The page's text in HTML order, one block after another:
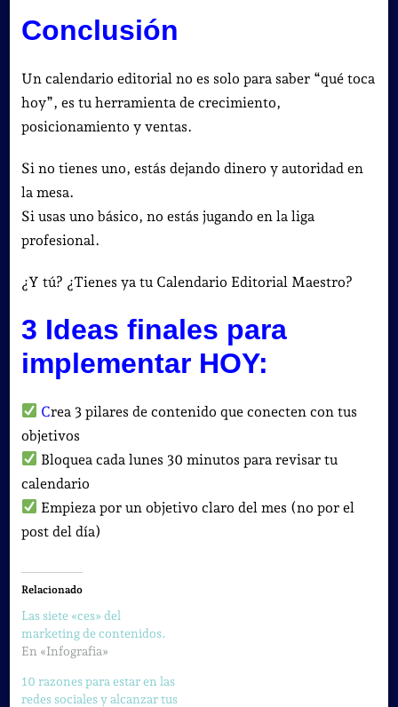
Conclusión
Un calendario editorial no es solo para saber “qué toca
hoy”, es tu herramienta de crecimiento,
posicionamiento y ventas.
Si no tienes uno, estás dejando dinero y autoridad en
la mesa.
Si usas uno básico, no estás jugando en la liga
profesional.
¿Y tú? ¿Tienes ya tu Calendario Editorial Maestro?
3 Ideas finales para
implementar HOY:
Crea 3 pilares de contenido que conecten con tus
objetivos
Bloquea cada lunes 30 minutos para revisar tu
calendario
Empieza por un objetivo claro del mes (no por el
post del día)
Relacionado
Las siete «ces» del
marketing de contenidos.
En «Infografia»
10 razones para estar en las
redes sociales y alcanzar tus